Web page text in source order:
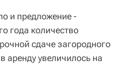
и предложение -
года количество
сдаче загородного
в аренду увеличилось на